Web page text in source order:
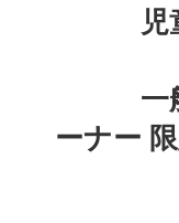
児童
一般
ーナー